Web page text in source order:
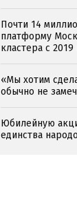
Почти 14
платформу
кластера с 2019
«Мы хотим
обычно не
Юбилейную
единства